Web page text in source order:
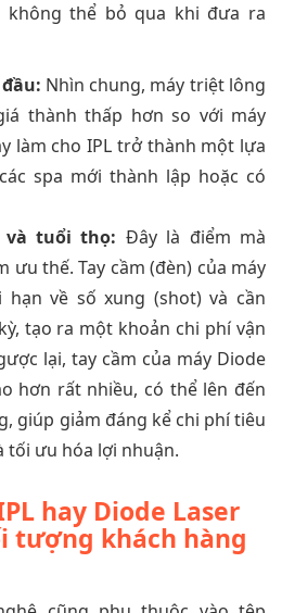
thể bỏ qua khi đưa ra
Nhìn chung, máy triệt lông
thành thấp hơn so với máy
làm cho IPL trở thành một lựa
spa mới thành lập hoặc có
và tuổi thọ: Đây là điểm mà
ưu thế. Tay cầm (đèn) của máy
về số xung (shot) và cần
tạo ra một khoản chi phí vận
lại, tay cầm của máy Diode
hơn rất nhiều, có thể lên đến
giúp giảm đáng kể chi phí tiêu
tối ưu hóa lợi nhuận.
hay Diode Laser
tượng khách hàng